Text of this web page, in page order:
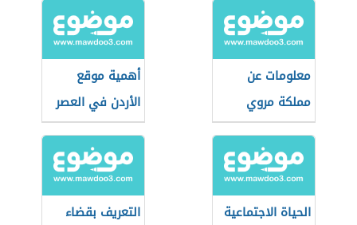
معلومات عن
مملكة مروي
أهمية موقع
الأردن في العصر
المملوكي
الحياة الاجتماعية
التعريف بقضاء